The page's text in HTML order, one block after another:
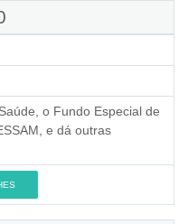
o Fundo Especial de
e dá outras